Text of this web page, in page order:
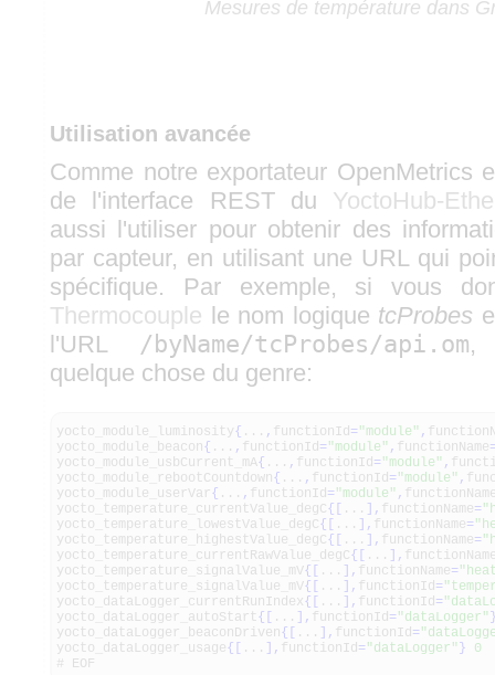
Mesures de température dans
Utilisation avancée
Comme notre exportateur OpenMetrics
de l'interface REST du YoctoHub-
aussi l'utiliser pour obtenir des
par capteur, en utilisant une URL qui
spécifique. Par exemple, si vous
Thermocouple le nom logique tcProbes
l'URL /byName/tcProbes/api.om,
quelque chose du genre:
yocto_module_luminosity{ ... , functionId= "module" ,
yocto_module_beacon{ ... , functionId= "module" , functionName
yocto_module_usbCurrent_mA{ ... , functionId= "module" ,
yocto_module_rebootCountdown{ ... , functionId= "module" ,
yocto_module_userVar{ ... , functionId= "module" ,
yocto_temperature_currentValue_degC { ... , functionName=
yocto_temperature_lowestValue_degC { ... , functionName=
yocto_temperature_highestValue_degC { ... , functionName=
yocto_temperature_currentRawValue_degC { ... ,
yocto_temperature_signalValue_mV{ ... , functionName=
yocto_temperature_signalValue_mV{ ... , functionId=
yocto_dataLogger_currentRunIndex{ ... , functionId=
yocto_dataLogger_autoStart { ... , functionId= "dataLogger"
yocto_dataLogger_beaconDriven{ ... , functionId=
yocto_dataLogger_usage{ ... , functionId= "dataLogger" }
0
# EOF